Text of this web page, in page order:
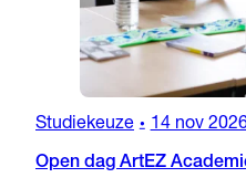
Studiekeuze • 14 nov
Open dag ArtEZ